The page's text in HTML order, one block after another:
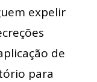
expelir
de
para